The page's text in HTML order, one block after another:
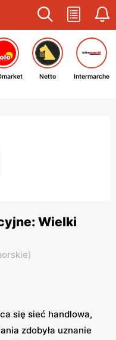
Netto Intermarche
Wielki
)
się sieć handlowa,
zdobyła uznanie